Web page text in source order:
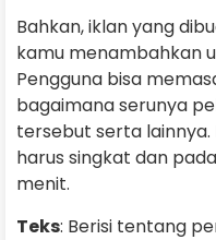
Bahkan, iklan yang
kamu menambahkan
Pengguna bisa
bagaimana serunya
tersebut serta lainnya.
harus singkat dan
menit.
Teks: Berisi tentang